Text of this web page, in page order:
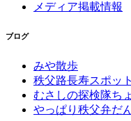
メディア掲載情報
ブログ
みや散歩
秩父路長寿スポッ
むさしの探検隊ち
やっぱり秩父弁だ